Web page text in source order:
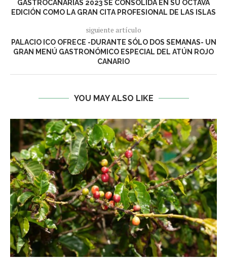
GASTROCANARIAS 2023 SE CONSOLIDA EN SU OCTAVA
EDICIÓN COMO LA GRAN CITA PROFESIONAL DE LAS ISLAS
siguiente artículo
PALACIO ICO OFRECE -DURANTE SÓLO DOS SEMANAS- UN
GRAN MENÚ GASTRONÓMICO ESPECIAL DEL ATÚN ROJO
CANARIO
YOU MAY ALSO LIKE